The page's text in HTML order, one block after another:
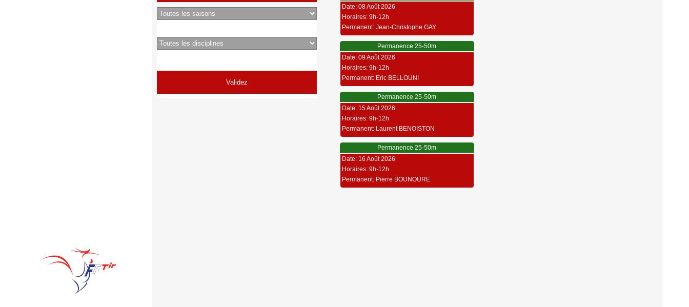
Date: 08 Août 2026
Horaires: 9h-12h
Permanent: Jean-Christophe GAY
Permanence 25-50m
Date: 09 Août 2026
Horaires: 9h-12h
Permanent: Eric BELLOUNI
Permanence 25-50m
Date: 15 Août 2026
Horaires: 9h-12h
Permanent: Laurent BENOISTON
Permanence 25-50m
Date: 16 Août 2026
Horaires: 9h-12h
Permanent: Pierre BOUNOURE